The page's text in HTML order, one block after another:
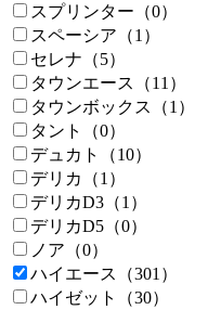
スプリンター（0）
スペーシア（1）
セレナ（5）
タウンエース（11）
タウンボックス（1）
タント（0）
デュカト（10）
デリカ（1）
デリカD3（1）
デリカD5（0）
ノア（0）
ハイエース（301）
ハイゼット（30）